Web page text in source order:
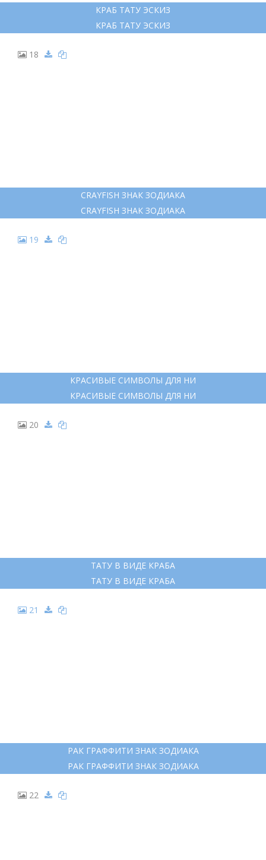
КРАБ ТАТУ ЭСКИЗ
КРАБ ТАТУ ЭСКИЗ
18
CRAYFISH ЗНАК ЗОДИАКА
CRAYFISH ЗНАК ЗОДИАКА
19
КРАСИВЫЕ СИМВОЛЫ ДЛЯ НИ
КРАСИВЫЕ СИМВОЛЫ ДЛЯ НИ
20
ТАТУ В ВИДЕ КРАБА
ТАТУ В ВИДЕ КРАБА
21
РАК ГРАФФИТИ ЗНАК ЗОДИАКА
РАК ГРАФФИТИ ЗНАК ЗОДИАКА
22